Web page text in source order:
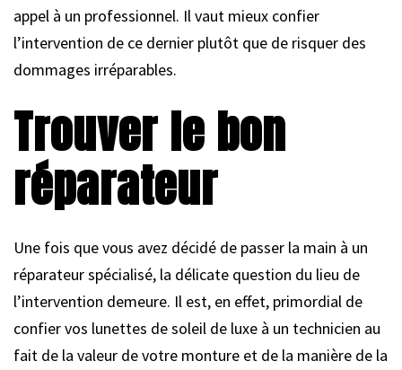
appel à un professionnel. Il vaut mieux confier
l’intervention de ce dernier plutôt que de risquer des
dommages irréparables.
Trouver le bon
réparateur
Une fois que vous avez décidé de passer la main à un
réparateur spécialisé, la délicate question du lieu de
l’intervention demeure. Il est, en effet, primordial de
confier vos lunettes de soleil de luxe à un technicien au
fait de la valeur de votre monture et de la manière de la